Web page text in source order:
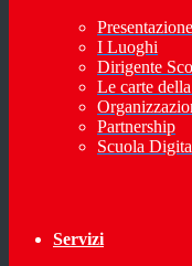
Presentazione
I Luoghi
Dirigente
Le carte
Partnership
Scuola
Servizi